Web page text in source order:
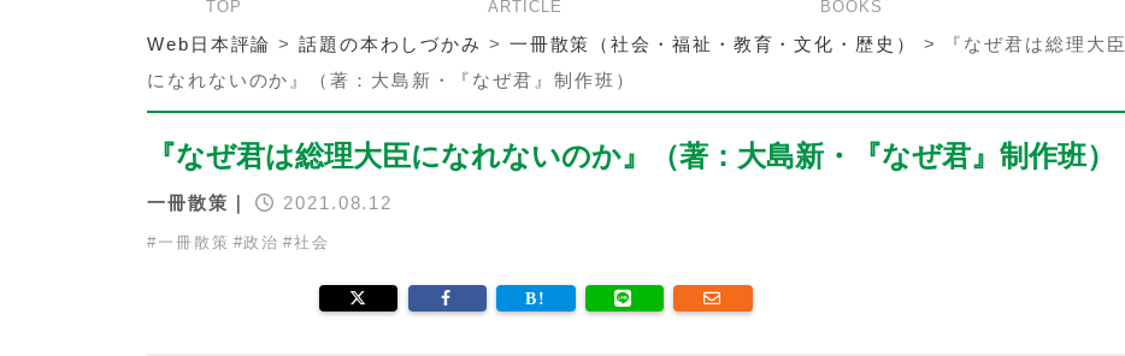
TOP ARTICLE BOOKS
Web日本評論 > 話題の本わしづかみ > 一冊散策（社会・福祉・教育・文化・歴史） >
『なぜ君は総理大臣
になれないのか』（著：大島新・『なぜ君』制作班）
『なぜ君は総理大臣になれないのか』（著：大島新・『なぜ君』制作班）
一冊散策｜ 2021.08.12
# 一冊散策 #政治 #社会